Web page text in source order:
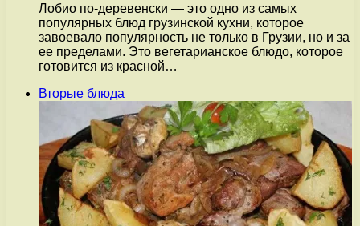
Лобио по-деревенски — это одно из самых
популярных блюд грузинской кухни, которое
завоевало популярность не только в Грузии, но и за
ее пределами. Это вегетарианское блюдо, которое
готовится из красной…
Вторые блюда